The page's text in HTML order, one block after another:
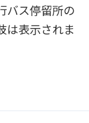
バス停留所の
は表示されま